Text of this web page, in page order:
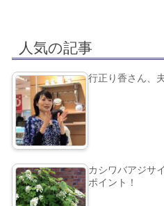
人気の記事
行正り香さん、
カシワバアジサ
ポイント！